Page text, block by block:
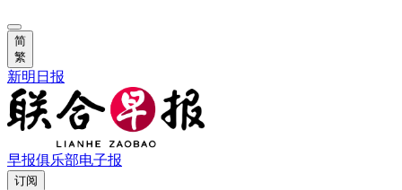
简
繁
新明日报
早报俱乐部电子报
订阅